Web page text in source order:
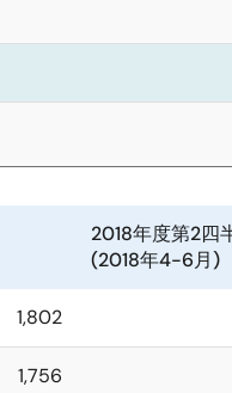
2018年度第2四
(2018年4-6月)
1,802
1,756